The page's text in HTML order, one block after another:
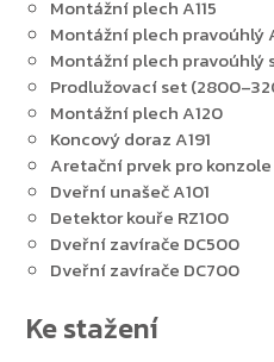
Montážní plech A115
Montážní plech pravoúhlý
Montážní plech pravoúhlý
Prodlužovací set
Montážní plech A120
Koncový doraz A191
Aretační prvek pro konzole
Dveřní unašeč A101
Detektor kouře RZ100
Dveřní zavírače DC500
Dveřní zavírače DC700